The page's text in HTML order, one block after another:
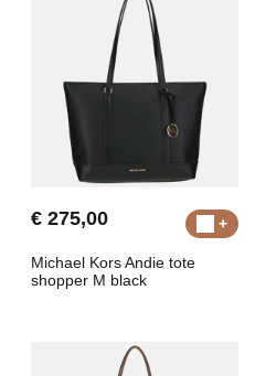
€ 275,00
Michael Kors Andie tote
shopper M black